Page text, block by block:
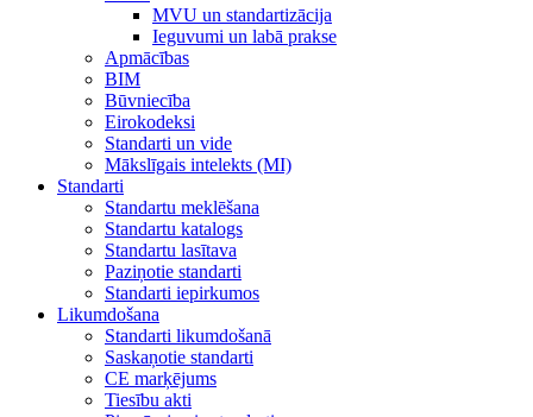
MVU un standartizācija
Ieguvumi un labā prakse
Apmācības
BIM
Būvniecība
Eirokodeksi
Standarti un vide
Mākslīgais intelekts (MI)
Standarti
Standartu meklēšana
Standartu katalogs
Standartu lasītava
Paziņotie standarti
Standarti iepirkumos
Likumdošana
Standarti likumdošanā
Saskaņotie standarti
CE marķējums
Tiesību akti